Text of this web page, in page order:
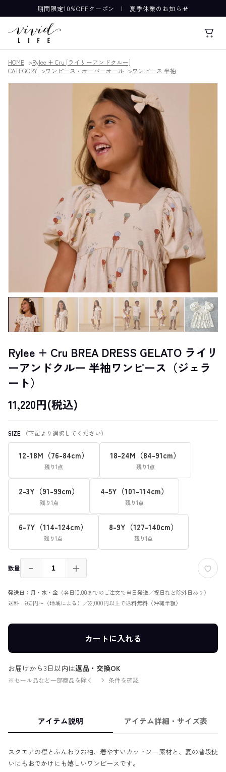
期間限定10%OFFクーポン |夏季休業のお知らせ
HOME
Rylee + Cru [ライリーアンドクルー]
CATEGORY
ワンピース・オーバーオール ワンピース 半袖
Rylee + Cru BREA DRESS GELATO ライリ
ーアンドクルー 半袖ワンピース（ジェラ
ート）
11,220円(税込)
SIZE （下記より選択してください）
12-18M（76-84cm）
残り1点
18-24M（84-91cm）
残り1点
2-3Y（91-99cm）
残り1点
4-5Y（101-114cm）
残り1点
6-7Y（114-124cm）
残り1点
8-9Y（127-140cm）
残り1点
数量 － ＋
発送日：月・水・金 （各日10:00までのご注文で当日発送／祝日など除外日あり）
送料：660円〜（地域による）／22,000円以上で送料無料（沖縄半額）
カートに入れる
お届けから3日以内は返品・交換OK
※セール品など一部商品を除く 条件を確認
アイテム説明 アイテム詳細・サイズ表
スクエアの襟とふんわりお袖、着やすいカットソー素材と、夏の普段使
いにもおでかけにも嬉しいワンピースです。